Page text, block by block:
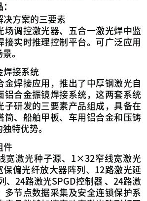
决方案的三要素
场调控激光器、五合一激光焊中监
接实时推理控制平台。可广泛应用
。
焊接系统
金焊接应用，推出了中厚钢激光自
铝合金振镜焊接系统，这两套系统
子研发的三要素产品组成，具备在
筒、船舶甲板、车用铝合金和压铸
特优势。
件
宽激光种子源、1×32窄线宽激光
保偏光纤放大器阵列、12路激光延
、24路激光SPGD控制器 、24路激
多节点数据采集及安全连锁保护系